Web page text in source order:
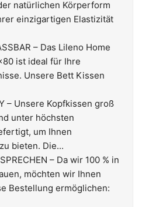
natürlichen Körperform
einzigartigen Elastizität
– Das Lileno Home
ist ideal für Ihre
Unsere Bett Kissen
– Unsere Kopfkissen groß
unter höchsten
um Ihnen
bieten. Die...
– Da wir 100 % in
möchten wir Ihnen
Bestellung ermöglichen: